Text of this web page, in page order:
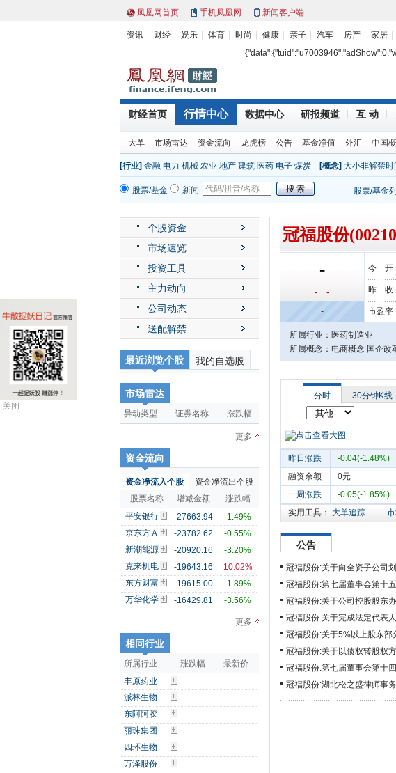
关闭
凤凰网首页 手机凤凰网 新闻客户端
资讯 财经 娱乐 体育 时尚 健康 亲子 汽车 房产 家居
财经首页 行情中心 数据中心 研报频道 互 动
大单 市场雷达 资金流向 龙虎榜 公告 基金净值 外汇 中国
[行业] 金融 电力 机械 农业 地产 建筑 医药 电子 煤炭 [概念] 大小非解禁时
股票/基金 新闻 股票/基金
个股资金
市场速览
投资工具
主力动向
公司动态
送配解禁
最近浏览个股 我的自选股
市场雷达
异动类型 证券名称 涨跌幅
更多
资金流向
资金净流入个股
资金净流出个股
股票名称
增减金额
涨跌幅
平安银行
-27663.94
-1.49%
京东方Ａ
-23782.62
-0.55%
新潮能源
-20920.16
-3.20%
克来机电
-19643.16
10.02%
东方财富
-19615.00
-1.89%
万华化学
-16429.81 -3.56%
更多
相同行业
所属行业 涨跌幅
最新价
丰原药业
派林生物
东阿阿胶
丽珠集团
四环生物
万泽股份
冠福股份
-
- -
-
今 开
昨 收
市盈率
所属行业：医药制造业
所属概念：电商概念 国企改
分时 30分钟K线
昨日涨跌 -0.04(-1.48%)
融资余额
0元
一周涨跌
-0.05(-1.85%)
实用工具： 大单追踪
公告
冠福股份:关于向全资子公司
冠福股份:第七届董事会第十
冠福股份:关于公司控股股东
冠福股份:关于完成法定代表
冠福股份:关于5%以上股东
冠福股份:关于以债权转股权
冠福股份:第七届董事会第十
冠福股份:湖北松之盛律师事